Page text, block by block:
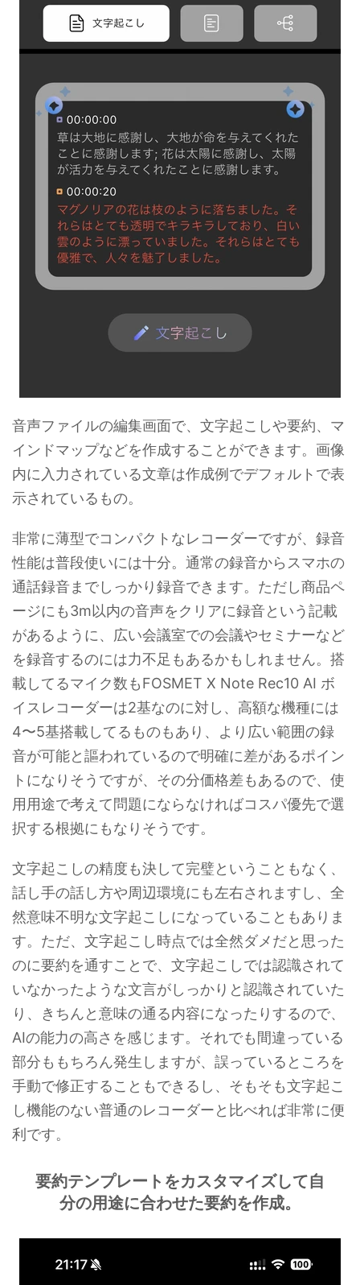
音声ファイルの編集画面で、文字起こしや要約、マ
インドマップなどを作成することができます。画像
内に入力されている文章は作成例でデフォルトで表
示されているもの。
非常に薄型でコンパクトなレコーダーですが、録音
性能は普段使いには十分。通常の録音からスマホの
通話録音までしっかり録音できます。ただし商品ペ
ージにも3m以内の音声をクリアに録音という記載
があるように、広い会議室での会議やセミナーなど
を録音するのには力不足もあるかもしれません。搭
載してるマイク数もFOSMET X Note Rec10 AI ボ
イスレコーダーは2基なのに対し、高額な機種には
4〜5基搭載してるものもあり、より広い範囲の録
音が可能と謳われているので明確に差があるポイン
トになりそうですが、その分価格差もあるので、使
用用途で考えて問題にならなければコスパ優先で選
択する根拠にもなりそうです。
文字起こしの精度も決して完璧ということもなく、
話し手の話し方や周辺環境にも左右されますし、全
然意味不明な文字起こしになっていることもありま
す。ただ、文字起こし時点では全然ダメだと思った
のに要約を通すことで、文字起こしでは認識されて
いなかったような文言がしっかりと認識されていた
り、きちんと意味の通る内容になったりするので、
AIの能力の高さを感じます。それでも間違っている
部分ももちろん発生しますが、誤っているところを
手動で修正することもできるし、そもそも文字起こ
し機能のない普通のレコーダーと比べれば非常に便
利です。
要約テンプレートをカスタマイズして自
分の用途に合わせた要約を作成。